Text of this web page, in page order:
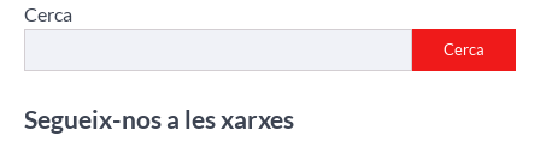
Cerca
Cerca
Segueix-nos a les xarxes